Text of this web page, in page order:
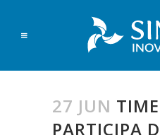
27 JUN
PARTICIPA